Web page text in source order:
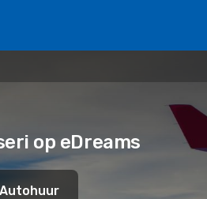
op eDreams
Autohuur